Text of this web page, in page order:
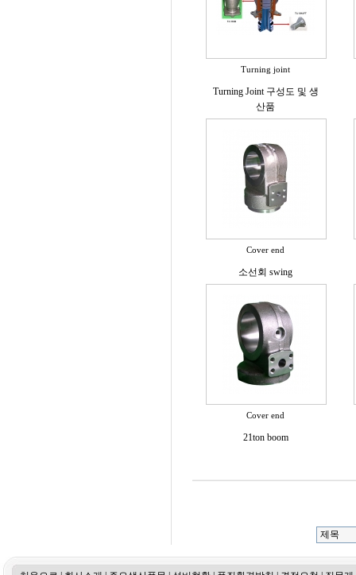
Turning joint
Turning Joint 구성도 및 생
산품
Cover end
소선회 swing
Cover end
21ton boom